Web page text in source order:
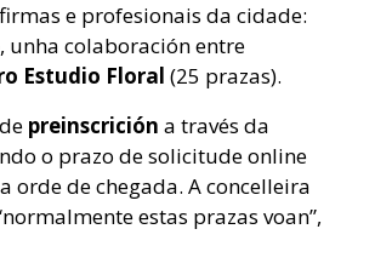
e profesionais da cidade:
unha colaboración entre
Estudio Floral (25 prazas).
preinscrición a través da
o prazo de solicitude online
orde de chegada. A concelleira
estas prazas voan”,